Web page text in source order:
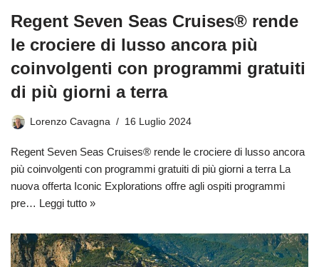
Regent Seven Seas Cruises® rende
le crociere di lusso ancora più
coinvolgenti con programmi gratuiti
di più giorni a terra
Lorenzo Cavagna 16 Luglio 2024
Regent Seven Seas Cruises® rende le crociere di lusso ancora
più coinvolgenti con programmi gratuiti di più giorni a terra La
nuova offerta Iconic Explorations offre agli ospiti programmi
pre… Leggi tutto »